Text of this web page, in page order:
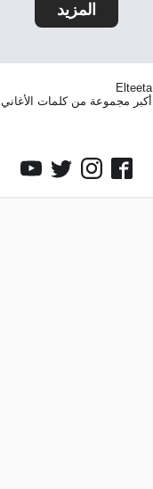
المزيد
Elteeta
أكبر مجموعة من كلمات الأغاني